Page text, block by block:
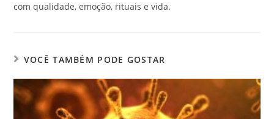
com qualidade, emoção, rituais e vida.
VOCÊ TAMBÉM PODE GOSTAR